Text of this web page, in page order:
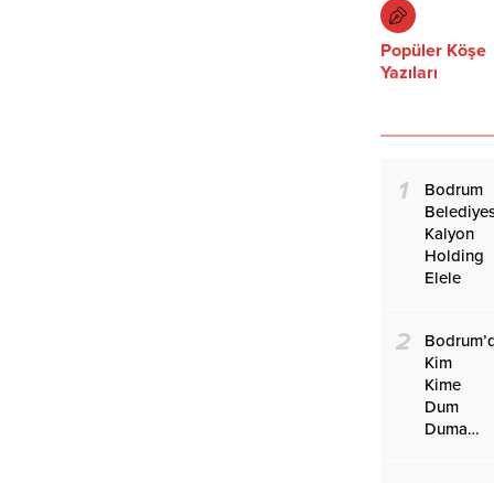
Popüler Köşe
Yazıları
1
Bodrum
Kalyon
Holding
Elele
2
Kim
Kime
Dum
Duma…